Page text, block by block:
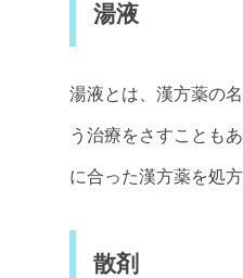
湯液
湯液とは、漢方薬の
う治療をさすことも
に合った漢方薬を処
散剤